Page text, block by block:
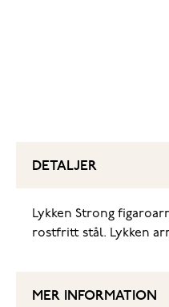
DETALJER
Lykken Strong
rostfritt stål. Lykken
MER INFORMATION